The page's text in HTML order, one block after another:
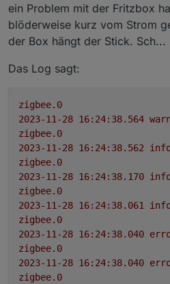
/zigbee/
Ist
Bernd
ein Problem mit der Fritzbox
blöderweise kurz vom Strom
der Box hängt der Stick. Sch...
Das Log sagt:
zigbee.0
warn
zigbee.0
zigbee.0
zigbee.0
zigbee.0
zigbee.0
zigbee.0